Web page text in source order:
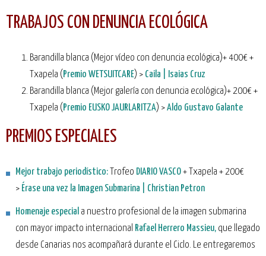
TRABAJOS CON DENUNCIA ECOLÓGICA
Barandilla blanca (Mejor vídeo con denuncia ecológica)+ 400€ +
Txapela ( Premio WETSUITCARE) > Caila | Isaias Cruz
Barandilla blanca (Mejor galería con denuncia ecológica)+ 200€ +
Txapela ( Premio EUSKO JAURLARITZA) >Aldo Gustavo Galante
PREMIOS ESPECIALES
Mejor trabajo periodístico: Trofeo DIARIO VASCO+ Txapela + 200€
> Érase una vez la Imagen Submarina | Christian Petron
Homenaje especial a nuestro profesional de la imagen submarina
con mayor impacto internacional Rafael Herrero Massieu, que llegado
desde Canarias nos acompañará durante el Ciclo. Le entregaremos